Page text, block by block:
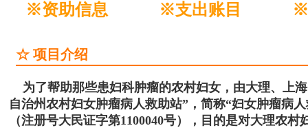
※资助信息
※支出账目 ※
☆ 项目介绍
为了帮助那些患妇科肿瘤的农村妇女，由大理、上
自治州农村妇女肿瘤病人救助站”，简称“妇女肿瘤病
（注册号大民证字第1100040号），目的是对大理农